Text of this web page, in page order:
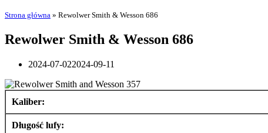
Strona główna » Rewolwer Smith & Wesson 686
Rewolwer Smith & Wesson 686
2024-07-022024-09-11
Kaliber:
Długość lufy: